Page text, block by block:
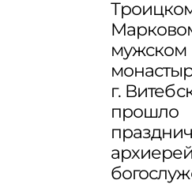
мужском
г.
прошло